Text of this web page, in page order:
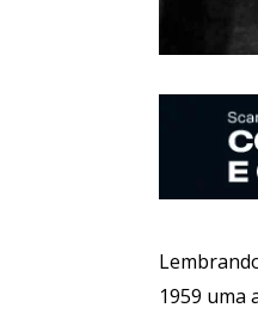
1959 uma